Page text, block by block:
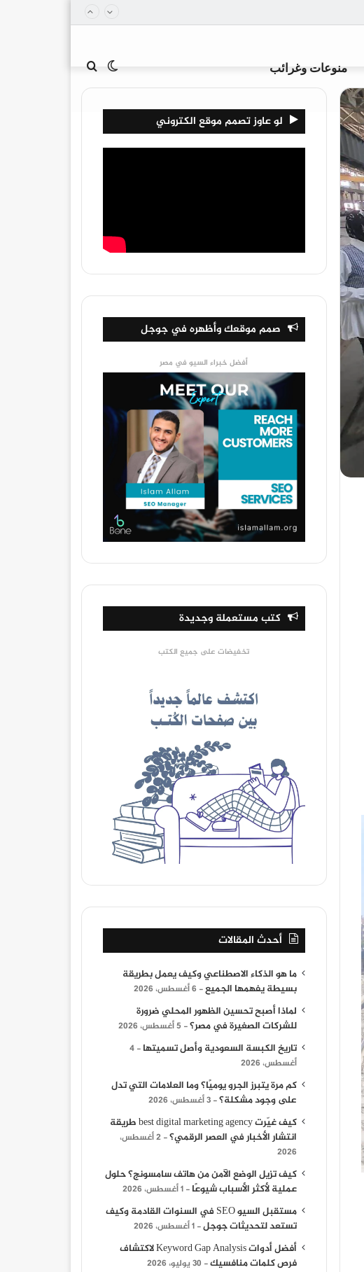
منوعات وغرائب الوضع
لو عاوز تصمم موقع الكتروني
صمم موقعك وأظهره في جوجل
أفضل خبراء السيو في مصر
كتب مستعملة وجديدة
تخفيضات على جميع الكتب
أحدث المقالات
ما هو الذكاء الاصطناعي وكيف يعمل بطريقة
بسيطة يفهمها الجميع
6 أغسطس، 2026
لماذا أصبح تحسين الظهور المحلي ضرورة
للشركات الصغيرة في مصر؟
5 أغسطس، 2026
تاريخ الكبسة السعودية وأصل تسميتها
4
أغسطس، 2026
كم مرة يتبرز الجرو يوميًا؟ وما العلامات التي تدل
على وجود مشكلة؟
3 أغسطس، 2026
كيف غيّرت best digital marketing agency طريقة
انتشار الأخبار في العصر الرقمي؟
2 أغسطس،
2026
كيف تزيل الوضع الآمن من هاتف سامسونج؟ حلول
عملية لأكثر الأسباب شيوعًا
1 أغسطس، 2026
مستقبل السيو SEO في السنوات القادمة وكيف
تستعد لتحديثات جوجل
1 أغسطس، 2026
أفضل أدوات Keyword Gap Analysis لاكتشاف
فرص كلمات منافسيك
30 يوليو، 2026